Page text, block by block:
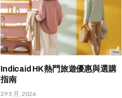
Indicaid HK 熱門旅遊優惠與選購
指南
29 5 月, 2026